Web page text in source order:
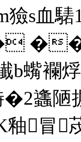
s血騞
�
b蟕襴
�2蠭陋
釉冒